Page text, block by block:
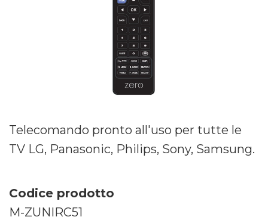
Telecomando pronto all'uso per tutte le
TV LG, Panasonic, Philips, Sony, Samsung.
Codice prodotto
M-ZUNIRC51